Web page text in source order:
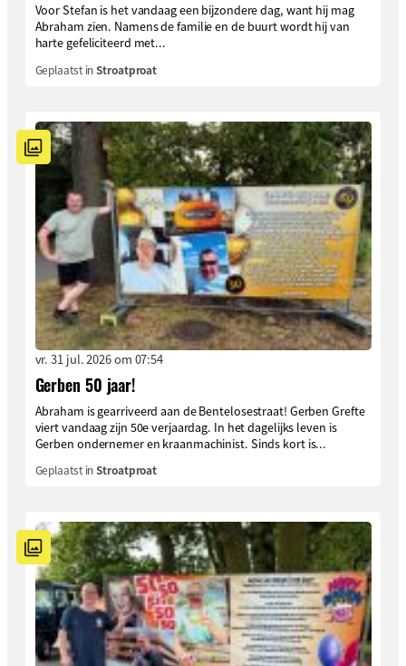
Voor Stefan is het vandaag een bijzondere dag, want hij mag
Abraham zien. Namens de familie en de buurt wordt hij van
harte gefeliciteerd met...
Geplaatst inStroatproat
vr. 31 jul. 2026 om 07:54
Gerben 50 jaar!
Abraham is gearriveerd aan de Bentelosestraat! Gerben Grefte
viert vandaag zijn 50e verjaardag. In het dagelijks leven is
Gerben ondernemer en kraanmachinist. Sinds kort is...
Geplaatst inStroatproat